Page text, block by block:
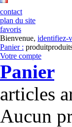
contact
plan du site
favoris
Bienvenue, identifiez-
Panier : produit
Votre compte
Panier
articles
Aucun